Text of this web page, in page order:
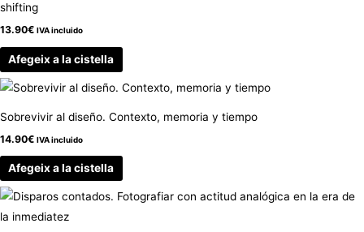
shifting
13.90€ IVA incluido
Afegeix a la cistella
Sobrevivir al diseño. Contexto, memoria y tiempo
14.90€ IVA incluido
Afegeix a la cistella